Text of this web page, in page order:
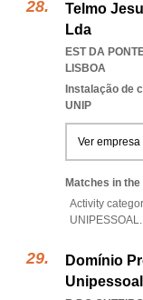
Telmo
Lda
EST DA
LISBOA
Instalação de
UNIP
Ver empresa
Matches in
Activity
UNIPESSOAL
Domínio